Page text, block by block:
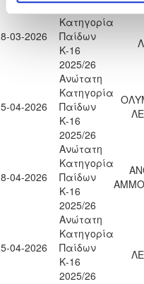
03-2026
Ανώτατη
Κατηγορία
Παίδων
Κ-16
2025/26
04-2026
Ανώτατη
Κατηγορία
Παίδων
Κ-16
2025/26
04-2026
Ανώτατη
Κατηγορία
Παίδων
Κ-16
2025/26
04-2026
Ανώτατη
Κατηγορία
Παίδων
Κ-16
2025/26